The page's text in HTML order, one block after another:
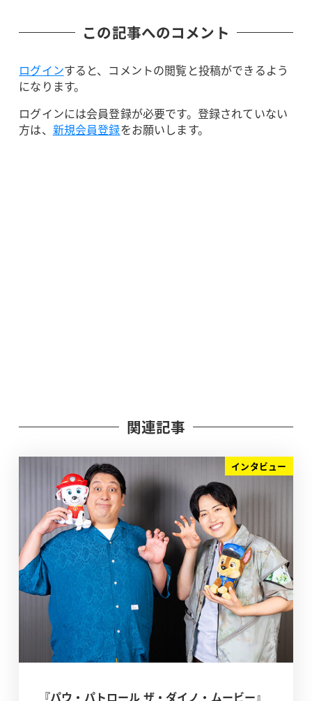
この記事へのコメント
ログインすると、コメントの閲覧と投稿ができるよう
になります。
ログインには会員登録が必要です。登録されていない
方は、 新規会員登録をお願いします。
関連記事
インタビュー
『パウ・パトロール ザ・ダイノ・ムービー』